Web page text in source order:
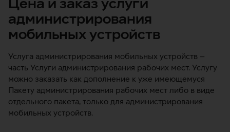
Цена и заказ услуги
администрирования
мобильных устройств
Услуга администрирования мобильных устройств –
часть Услуги администрирования рабочих мест. Услугу
можно заказать как дополнение к уже имеющемуся
Пакету администрирования рабочих мест либо в виде
отдельного пакета, только для администрирования
мобильных устройств.